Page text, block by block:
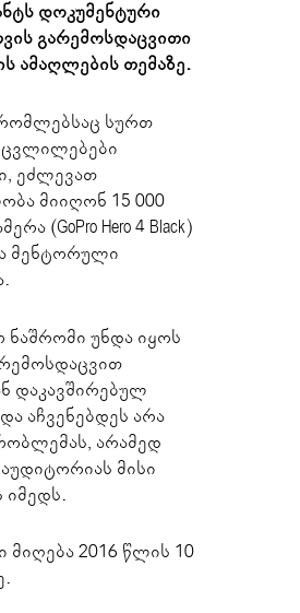
დოკუმენტური
გარემოსდაცვითი
ამაღლების თემაზე.
სურთ
ეძლევათ
მიიღონ 15 000
(GoPro Hero 4 Black)
მენტორული
ნაშრომი უნდა იყოს
დაკავშირებულ
აჩვენებდეს არა
არამედ
მისი
იმედს.
მიღება 2016 წლის 10